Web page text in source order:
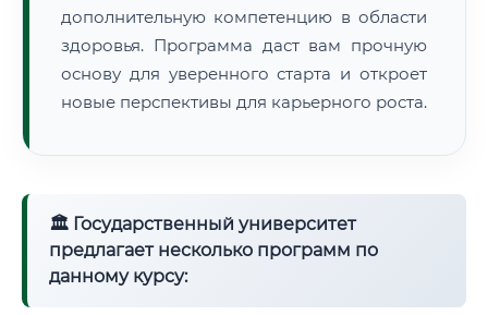
дополнительную компетенцию в области
здоровья. Программа даст вам прочную
основу для уверенного старта и откроет
новые перспективы для карьерного роста.
🏛 Государственный университет
предлагает несколько программ по
данному курсу: